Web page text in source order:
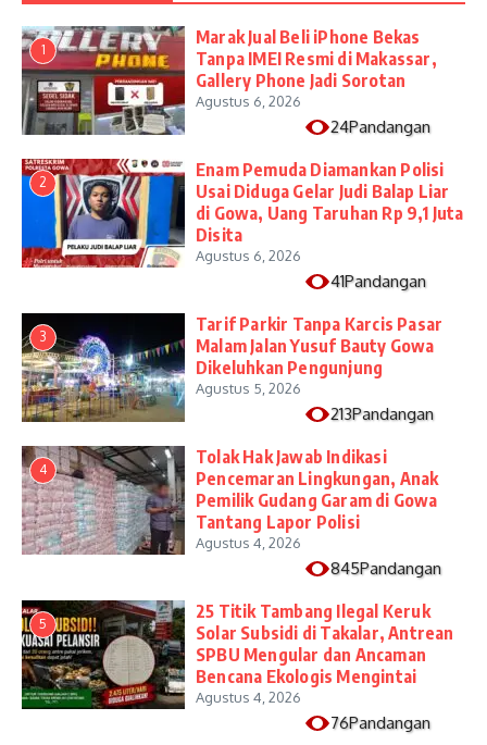
1
​Marak Jual Beli iPhone Bekas
Tanpa IMEI Resmi di Makassar,
Gallery Phone Jadi Sorotan
Agustus 6, 2026
24Pandangan
2
Enam Pemuda Diamankan Polisi
Usai Diduga Gelar Judi Balap Liar
di Gowa, Uang Taruhan Rp 9,1 Juta
Disita
Agustus 6, 2026
41Pandangan
3
Tarif Parkir Tanpa Karcis Pasar
Malam Jalan Yusuf Bauty Gowa
Dikeluhkan Pengunjung
Agustus 5, 2026
213Pandangan
4
Tolak Hak Jawab Indikasi
Pencemaran Lingkungan, Anak
Pemilik Gudang Garam di Gowa
Tantang Lapor Polisi
Agustus 4, 2026
845Pandangan
5
25 Titik Tambang Ilegal Keruk
Solar Subsidi di Takalar, Antrean
SPBU Mengular dan Ancaman
Bencana Ekologis Mengintai
Agustus 4, 2026
76Pandangan